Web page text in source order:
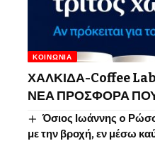
ΚΟΙΝΩΝΊΑ
ΧΑΛΚΙΔΑ-Coffee
ΝΕΑ ΠΡΟΣΦΟΡΑ
Όσιος Ιωάννης o
με την βροχή, εν μέσω